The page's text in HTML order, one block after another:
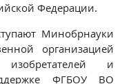
Федерации.
Минобрнауки
организацией
изобретателей и
ФГБОУ ВО